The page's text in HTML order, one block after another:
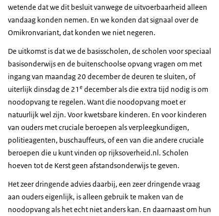
wetende dat we dit besluit vanwege de uitvoerbaarheid alleen
vandaag konden nemen. En we konden dat signaal over de
Omikronvariant, dat konden we niet negeren.
De uitkomst is dat we de basisscholen, de scholen voor speciaal
basisonderwijs en de buitenschoolse opvang vragen om met
ingang van maandag 20 december de deuren te sluiten, of
uiterlijk dinsdag de 21 e december als die extra tijd nodig is om
noodopvang te regelen. Want die noodopvang moet er
natuurlijk wel zijn. Voor kwetsbare kinderen. En voor kinderen
van ouders met cruciale beroepen als verpleegkundigen,
politieagenten, buschauffeurs, of een van die andere cruciale
beroepen die u kunt vinden op rijksoverheid.nl. Scholen
hoeven tot de Kerst geen afstandsonderwijs te geven.
Het zeer dringende advies daarbij, een zeer dringende vraag
aan ouders eigenlijk, is alleen gebruik te maken van de
noodopvang als het echt niet anders kan. En daarnaast om hun